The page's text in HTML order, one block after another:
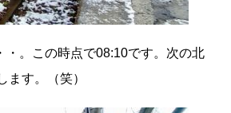
。この時点で08:10です。次の北
す。（笑）